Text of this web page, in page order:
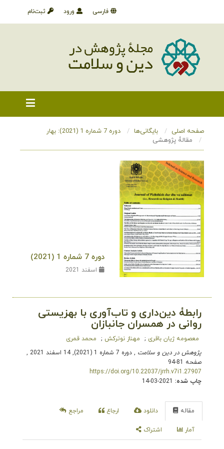
ثبت‌نام ورود فارسی
صفحه اصلی بایگانی‌ها
دوره 7 شماره 1 (2021): بهار
مقالۀ پژوهشی
دوره 7 شماره 1 (2021)
اسفند 2021
رابطۀ دین‌داری و تاب‌آوری با بهزیستی
روانی در همسران جانبازان
معصومه ژیان باقری مهناز نوترکش
محمد قمری
پژوهش در دین و سلامت , دوره 7 شماره 1 (2021), 14 اسفند 2021
,
صفحه 81-94
https://doi.org/10.22037/jrrh.v7i1.27907
چاپ شده:
مقاله دانلود ارجاع مراجع
آمار اشتراک